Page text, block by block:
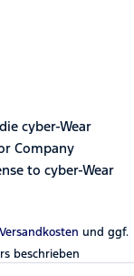
cyber-Wear
Company
to cyber-Wear
Versandkosten und ggf.
beschrieben